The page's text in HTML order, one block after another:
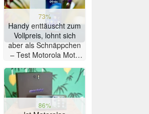
73%
Handy enttäuscht zum
Vollpreis, lohnt sich
aber als Schnäppchen
– Test Motorola Moto
86%